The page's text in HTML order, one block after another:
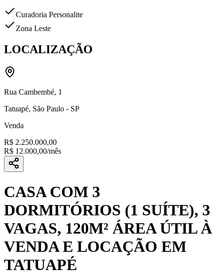
Curadoria Personalite
Zona Leste
LOCALIZAÇÃO
Rua Cambembé, 1
Tatuapé, São Paulo - SP
Venda
R$ 2.250.000,00
R$ 12.000,00/mês
CASA COM 3
DORMITÓRIOS (1 SUÍTE), 3
VAGAS, 120M² ÁREA ÚTIL À
VENDA E LOCAÇÃO EM
TATUAPÉ